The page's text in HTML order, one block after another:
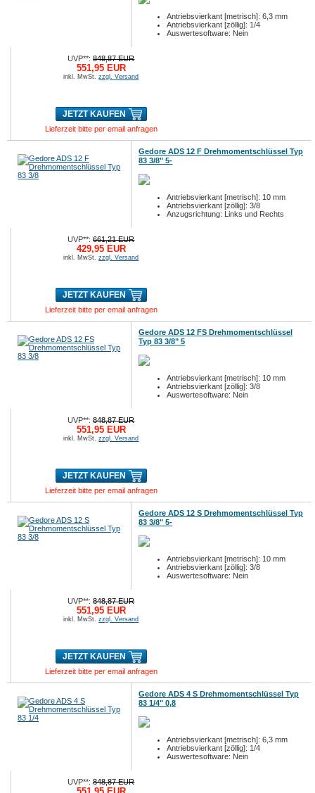
Antriebsvierkant [metrisch]: 6,3 mm
Antriebsvierkant [zöllig]: 1/4
Auswertesoftware: Nein
UVP**:848,87 EUR
551,95 EUR
inkl. MwSt.zzgl. Versand
JETZT KAUFEN
Lieferzeit bitte per email anfragen
Gedore ADS 12 F Drehmomentschlüssel Typ
83 3/8" 5-
Antriebsvierkant [metrisch]: 10 mm
Antriebsvierkant [zöllig]: 3/8
Anzugsrichtung: Links und Rechts
UVP**:661,21 EUR
429,95 EUR
inkl. MwSt.zzgl. Versand
JETZT KAUFEN
Lieferzeit bitte per email anfragen
Gedore ADS 12 FS Drehmomentschlüssel
Typ 83 3/8" 5
Antriebsvierkant [metrisch]: 10 mm
Antriebsvierkant [zöllig]: 3/8
Auswertesoftware: Nein
UVP**:848,87 EUR
551,95 EUR
inkl. MwSt.zzgl. Versand
JETZT KAUFEN
Lieferzeit bitte per email anfragen
Gedore ADS 12 S Drehmomentschlüssel Typ
83 3/8" 5-
Antriebsvierkant [metrisch]: 10 mm
Antriebsvierkant [zöllig]: 3/8
Auswertesoftware: Nein
UVP**:848,87 EUR
551,95 EUR
inkl. MwSt.zzgl. Versand
JETZT KAUFEN
Lieferzeit bitte per email anfragen
Gedore ADS 4 S Drehmomentschlüssel Typ
83 1/4" 0,8
Antriebsvierkant [metrisch]: 6,3 mm
Antriebsvierkant [zöllig]: 1/4
Auswertesoftware: Nein
UVP**:848,87 EUR